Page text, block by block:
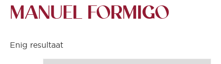
MANUEL FORMIGO
Enig resultaat